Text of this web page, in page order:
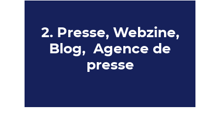
2. Presse, Webzine,
Blog, Agence de
presse